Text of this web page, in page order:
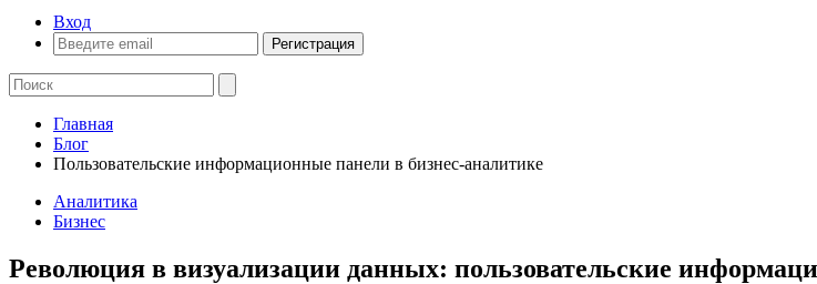
Вход
Регистрация
Главная
Блог
Пользовательские информационные панели в бизнес-аналитике
Аналитика
Бизнес
Революция в визуализации данных: пользовательские